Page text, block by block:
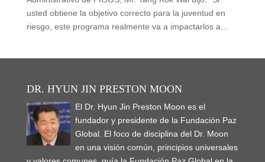
usted obtiene la objetivo correcto para la juventud en
riesgo, este programa realmente va a impactarlos a...
DR. HYUN JIN PRESTON MOON
El Dr. Hyun Jin Preston Moon es el
fundador y presidente de la Fundación Paz
Global. El foco de disciplina del Dr. Moon
en una visión común, principios universales